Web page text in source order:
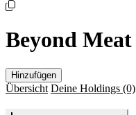
Beyond Meat
Hinzufügen
Übersicht Deine Holdings (0)